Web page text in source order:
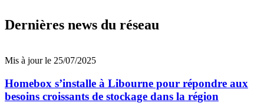
Dernières news du réseau
Mis à jour le 25/07/2025
Homebox s’installe à Libourne pour répondre aux
besoins croissants de stockage dans la région